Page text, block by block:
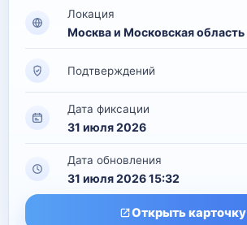
Локация
Москва и Московская область
Подтверждений
Дата фиксации
31 июля 2026
Дата обновления
31 июля 2026 15:32
Открыть карточку